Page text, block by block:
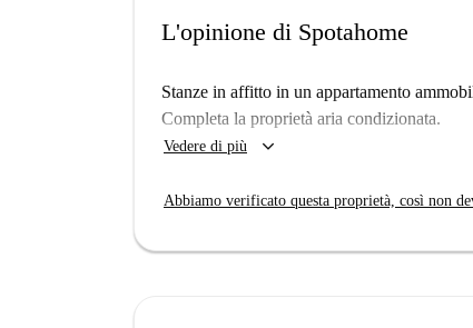
L'opinione di Spotahome
Stanze in affitto in un appartamento
Completa la proprietà aria condizionata.
Vedere di più keyboard_arrow_down
Abbiamo verificato questa proprietà, così non